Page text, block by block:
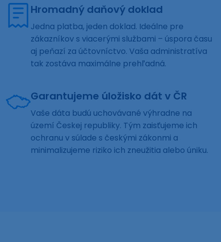
Hromadný daňový doklad
Jedna platba, jeden doklad. Ideálne pre
zákazníkov s viacerými službami – úspora času
aj peňazí za účtovníctvo. Vaša administratíva
tak zostáva maximálne prehľadná.
Garantujeme úložisko dát v ČR
Vaše dáta budú uchovávané výhradne na
území Českej republiky. Tým zaisťujeme ich
ochranu v súlade s českými zákonmi a
minimalizujeme riziko ich zneužitia alebo úniku.